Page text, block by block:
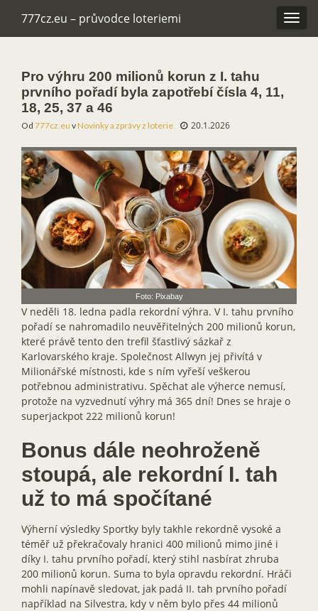
777cz.eu – průvodce loteriemi
Pro výhru 200 milionů korun z I. tahu
prvního pořadí byla zapotřebí čísla 4, 11,
18, 25, 37 a 46
Od 777cz.eu vNovinky a zprávy z loterie 20.1.2026
Foto: Pixabay
V neděli 18. ledna padla rekordní výhra. V I. tahu prvního
pořadí se nahromadilo neuvěřitelných 200 milionů korun,
které právě tento den trefil šťastlivý sázkař z
Karlovarského kraje. Společnost Allwyn jej přivítá v
Milionářské místnosti, kde s ním vyřeší veškerou
potřebnou administrativu. Spěchat ale výherce nemusí,
protože na vyzvednutí výhry má 365 dní! Dnes se hraje o
superjackpot 222 milionů korun!
Bonus dále neohroženě
stoupá, ale rekordní I. tah
už to má spočítané
Výherní výsledky Sportky byly takhle rekordně vysoké a
téměř už překračovaly hranici 400 milionů mimo jiné i
díky I. tahu prvního pořadí, který stihl nasbírat zhruba
200 milionů korun. Suma to byla opravdu rekordní. Hráči
mohli napínavě sledovat, jak padá II. tah prvního pořadí
například na Silvestra, kdy v něm bylo přes 44 milionů